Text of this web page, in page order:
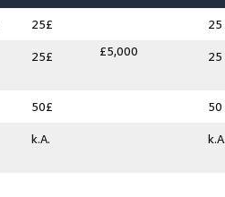
25£ 25
25£ £5,000 25
50£ 50
k.A.